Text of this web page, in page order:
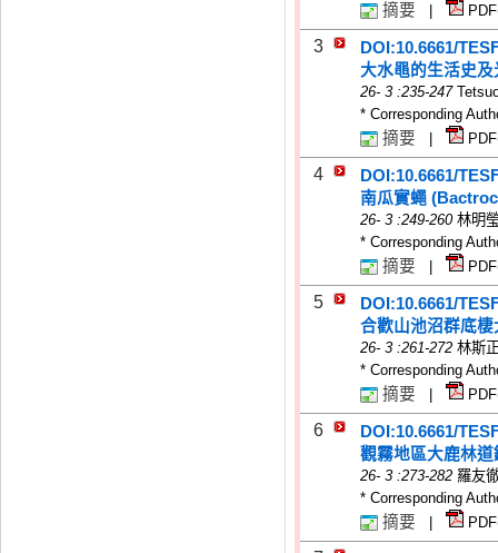
摘要
3
DOI:10.6661/
大水黽的生活史
26- 3 :235-247
* Corresponding
摘要
4
DOI:10.6661/
南瓜實蠅
26- 3 :249-260 林明
* Corresponding
摘要
5
DOI:10.6661/
合歡山池沼群底
26- 3 :261-272 林斯
* Corresponding
摘要
6
DOI:10.6661/
觀霧地區大鹿林
26- 3 :273-282 羅友
* Corresponding
摘要